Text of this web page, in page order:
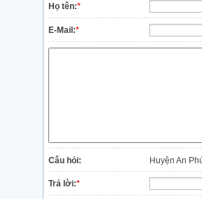
Họ tên:*
E-Mail:*
Câu hỏi: Huyện An
Trả lời:*